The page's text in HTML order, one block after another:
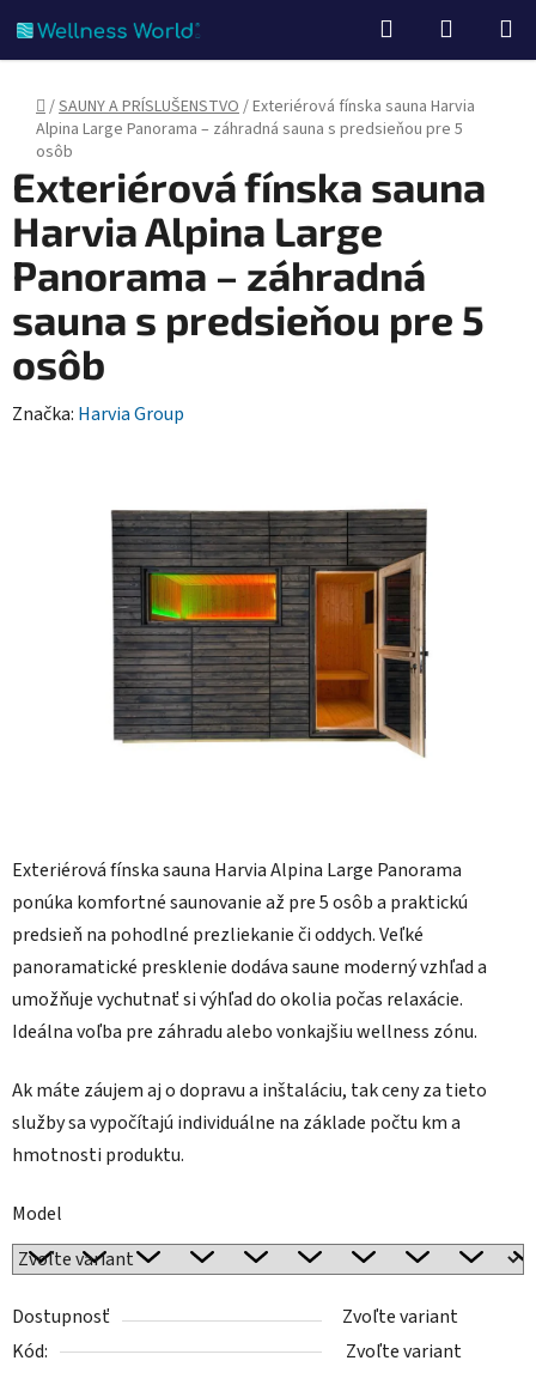
na
obsah
Hľadať
KOŠÍK
Domov
/SAUNY A PRÍSLUŠENSTVO/Exteriérová fínska sauna Harvia
Alpina Large Panorama – záhradná sauna s predsieňou pre 5
osôb
Exteriérová fínska sauna Harvia Alpina Large Panorama
ponúka komfortné saunovanie až pre 5 osôb a praktickú
predsieň na pohodlné prezliekanie či oddych. Veľké
panoramatické presklenie dodáva saune moderný vzhľad a
umožňuje vychutnať si výhľad do okolia počas relaxácie.
Ideálna voľba pre záhradu alebo vonkajšiu wellness zónu.
Ak máte záujem aj o dopravu a inštaláciu, tak ceny za tieto
služby sa vypočítajú individuálne na základe počtu km a
hmotnosti produktu.
Model
Dostupnosť
Zvoľte variant
Kód:
Zvoľte variant
Exteriérová fínska sauna
Harvia Alpina Large
Panorama – záhradná
sauna s predsieňou pre 5
osôb
Značka: Harvia Group